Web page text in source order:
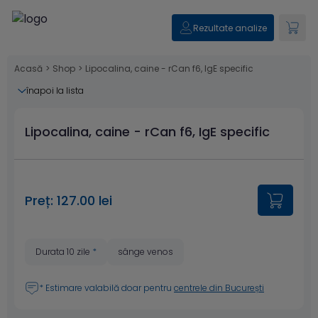
Rezultate analize
Acasă > Shop > Lipocalina, caine - rCan f6, IgE specific
înapoi la lista
Lipocalina, caine - rCan f6, IgE specific
Preț: 127.00 lei
Durata 10 zile * sânge venos
* Estimare valabilă doar pentru centrele din București